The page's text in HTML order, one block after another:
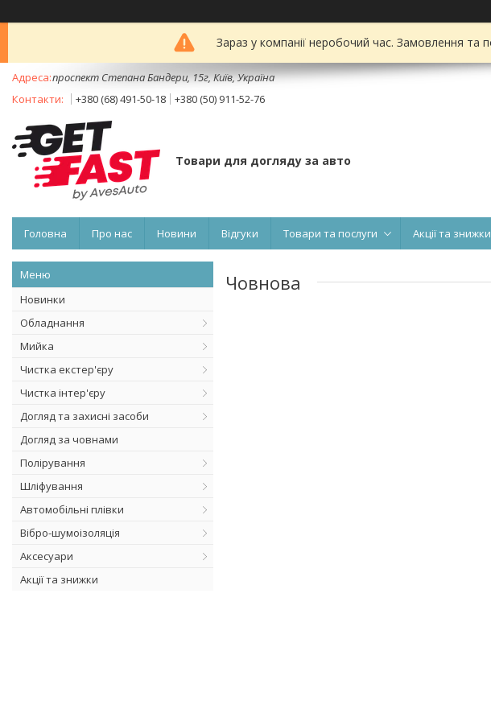
Зараз у компанії неробочий час. Замовлення та
проспект Степана Бандери, 15г, Київ, Україна
+380 (68) 491-50-18
+380 (50) 911-52-76
Товари для догляду за авто
Головна Про нас Новини Відгуки Товари та послуги Акції та знижки
Новинки
Обладнання
Мийка
Чистка екстер'єру
Чистка інтер'єру
Догляд та захисні засоби
Догляд за човнами
Полірування
Шліфування
Автомобільні плівки
Вібро-шумоізоляція
Аксесуари
Акції та знижки
Човнова